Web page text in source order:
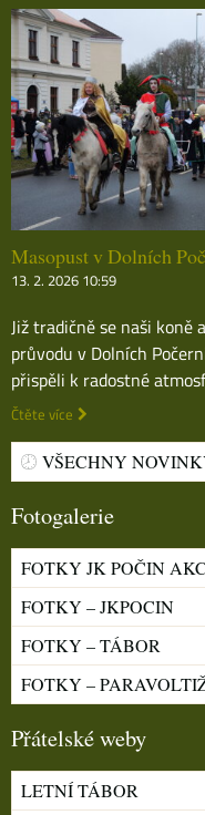
Masopust v Dolních
13. 2. 2026 10:59
Již tradičně se naši koně
průvodu v Dolních
přispěli k radostné
Čtěte více
VŠECHNY
Fotogalerie
FOTKY JK POČIN
FOTKY – JKPOCIN
FOTKY – TÁBOR
FOTKY –
Přátelské weby
LETNÍ TÁBOR